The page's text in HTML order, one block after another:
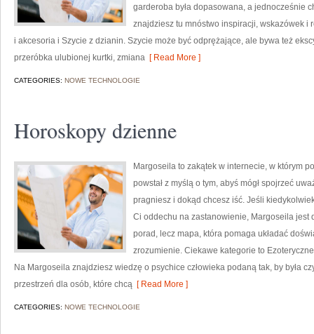
garderoba była dopasowana, a jednocześnie
znajdziesz tu mnóstwo inspiracji, wskazówek i
i akcesoria i Szycie z dzianin. Szycie może być odprężające, ale bywa też
przeróbka ulubionej kurtki, zmiana [ Read More ]
CATEGORIES: NOWE TECHNOLOGIE
Horoskopy dzienne
Margoseila to zakątek w internecie, w którym
powstał z myślą o tym, abyś mógł spojrzeć
pragniesz i dokąd chcesz iść. Jeśli
Ci oddechu na zastanowienie, Margoseila jest
porad, lecz mapa, która pomaga układać
zrozumienie. Ciekawe kategorie to
Na Margoseila znajdziesz wiedzę o psychice człowieka podaną tak, by była
przestrzeń dla osób, które chcą [ Read More ]
CATEGORIES: NOWE TECHNOLOGIE